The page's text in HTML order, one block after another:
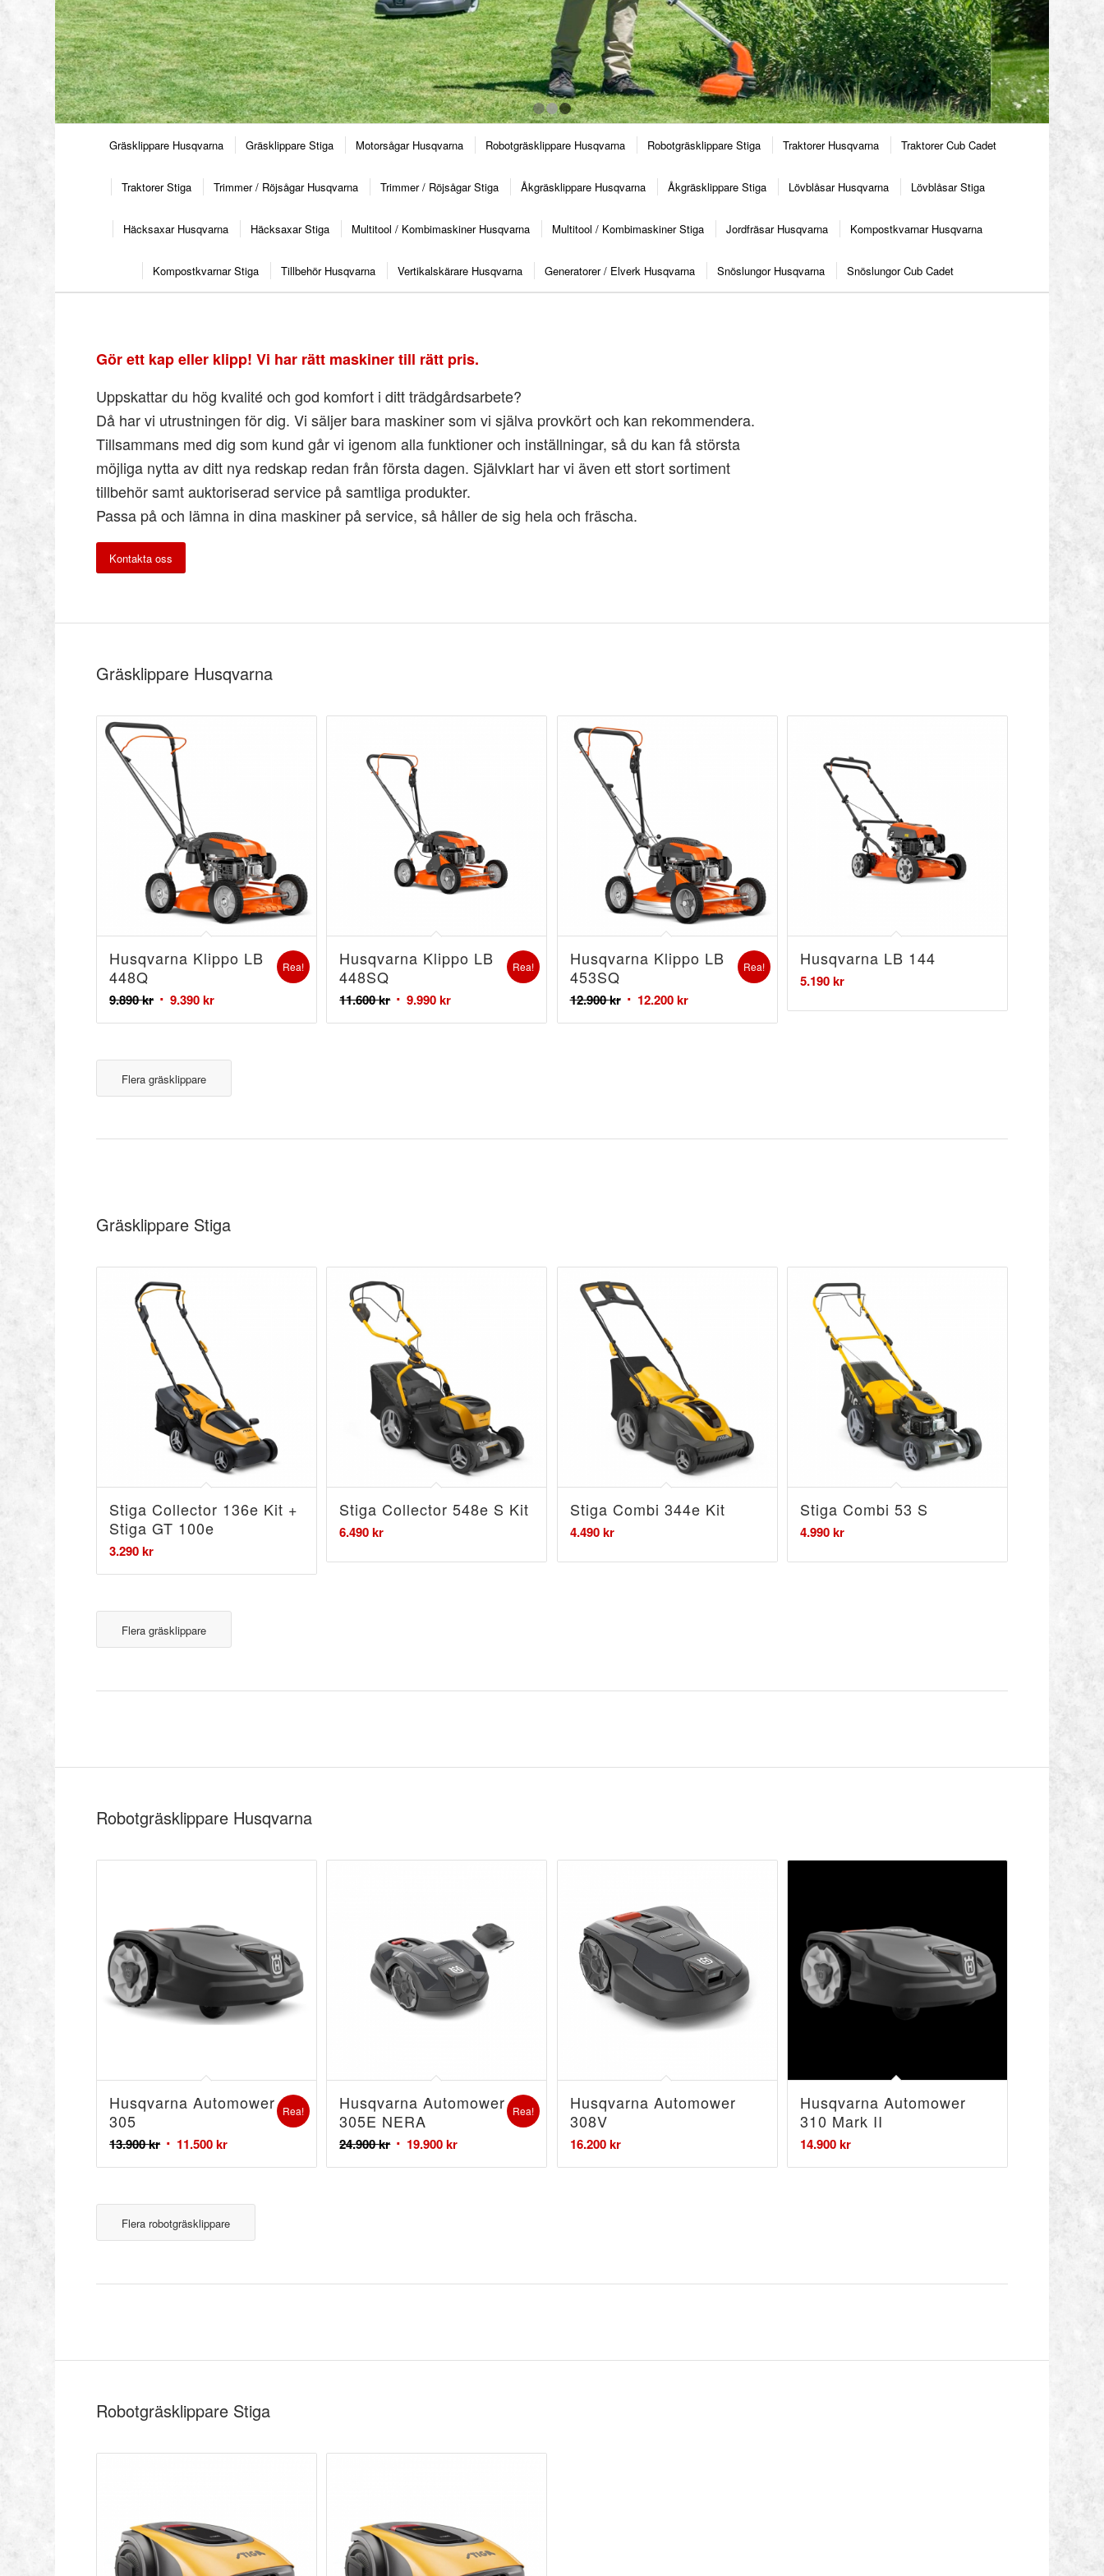
1 2 3
Gräsklippare Husqvarna Gräsklippare Stiga Motorsågar Husqvarna Robotgräsklippare Husqvarna Robotgräsklippare Stiga Traktorer Husqvarna Traktorer Cub Cadet
Traktorer Stiga Trimmer / Röjsågar Husqvarna Trimmer / Röjsågar Stiga Åkgräsklippare Husqvarna Åkgräsklippare Stiga Lövblåsar Husqvarna Lövblåsar Stiga
Häcksaxar Husqvarna Häcksaxar Stiga Multitool / Kombimaskiner Husqvarna Multitool / Kombimaskiner Stiga Jordfräsar Husqvarna Kompostkvarnar Husqvarna
Kompostkvarnar Stiga Tillbehör Husqvarna Vertikalskärare Husqvarna Generatorer / Elverk Husqvarna Snöslungor Husqvarna Snöslungor Cub Cadet
Gör ett kap eller klipp! Vi har rätt maskiner till rätt pris.
Uppskattar du hög kvalité och god komfort i ditt trädgårdsarbete?
Då har vi utrustningen för dig. Vi säljer bara maskiner som vi själva provkört och kan rekommendera.
Tillsammans med dig som kund går vi igenom alla funktioner och inställningar, så du kan få största
möjliga nytta av ditt nya redskap redan från första dagen. Självklart har vi även ett stort sortiment
tillbehör samt auktoriserad service på samtliga produkter.
Passa på och lämna in dina maskiner på service, så håller de sig hela och fräscha.
Kontakta oss
Gräsklippare Husqvarna
Husqvarna Klippo LB
448Q
9.890kr 9.390kr
Rea!
Husqvarna Klippo LB
448SQ
11.600kr 9.990kr
Rea!
Husqvarna Klippo LB
453SQ
12.900kr 12.200kr
Rea! Husqvarna LB 144
5.190kr
Flera gräsklippare
Gräsklippare Stiga
Stiga Collector 136e Kit +
Stiga GT 100e
3.290kr
Stiga Collector 548e S Kit
6.490kr
Stiga Combi 344e Kit
4.490kr
Stiga Combi 53 S
4.990kr
Flera gräsklippare
Robotgräsklippare Husqvarna
Husqvarna Automower
305
13.900kr 11.500kr
Rea!
Husqvarna Automower
305E NERA
24.900kr 19.900kr
Rea!
Husqvarna Automower
308V
16.200kr
Husqvarna Automower
310 Mark II
14.900kr
Flera robotgräsklippare
Robotgräsklippare Stiga